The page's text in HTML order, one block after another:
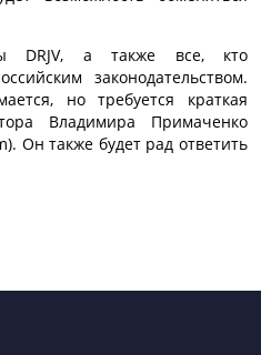
DRJV, а также все, кто
законодательством.
но требуется краткая
Владимира Примаченко
Он также будет рад ответить